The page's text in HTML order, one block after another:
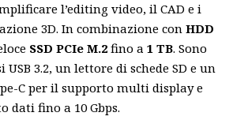
l’editing video, il CAD e i
3D. In combinazione con HDD
SSD PCIe M.2 fino a 1 TB. Sono
3.2, un lettore di schede SD e un
C per il supporto multi display e
dati fino a 10 Gbps.